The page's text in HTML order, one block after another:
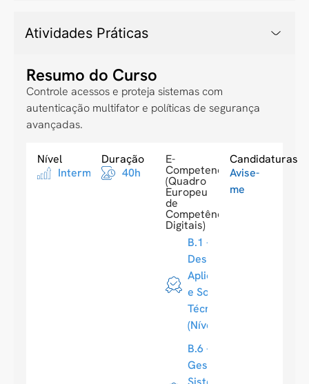
Atividades Práticas
Resumo do Curso
Controle acessos e proteja sistemas com
autenticação multifator e políticas de segurança
avançadas.
Nível
Intermediario
Duração
40h
E-
Competences
(Quadro
Europeu
de
Competências
Digitais)
B.1 -
Design de
Aplicações
e Soluções
Técnicas
(Nível 3)
B.6 -
Gestão de
Candidaturas
Avise-
me